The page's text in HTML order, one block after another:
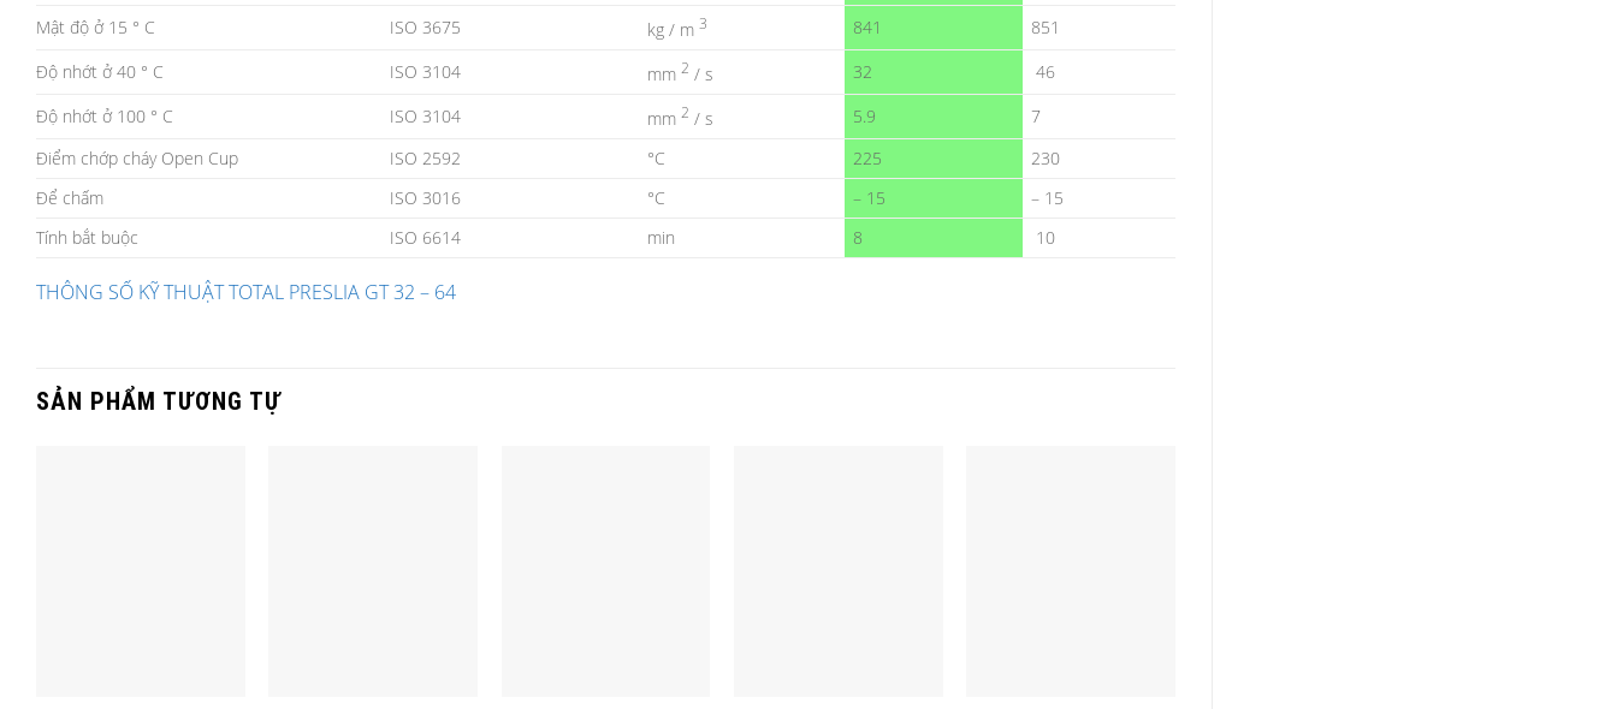
Mật độ ở 15 ° C
ISO 3675 kg / m3 841
851
Độ nhớt ở 40 ° C
ISO 3104 mm2 / s 32
46
Độ nhớt ở 100 ° C
ISO 3104 mm2 / s 5.9
7
Điểm chớp cháy Open Cup
ISO 2592 °C 225
230
Để chấm
ISO 3016 °C – 15
– 15
Tính bắt buộc
ISO 6614 min 8 10
THÔNG SỐ KỸ THUẬT TOTAL PRESLIA GT 32 – 64
SẢN PHẨM TƯƠNG TỰ